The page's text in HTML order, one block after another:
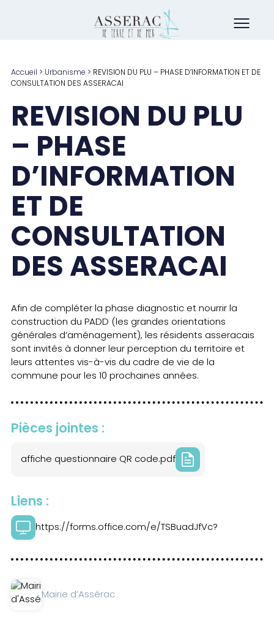
Accueil > Urbanisme > REVISION DU PLU – PHASE D’INFORMATION ET DE
CONSULTATION DES ASSERACAI
REVISION DU PLU
– PHASE
D’INFORMATION
ET DE
CONSULTATION
DES ASSERACAI
Afin de compléter la phase diagnostic et nourrir la
construction du PADD (les grandes orientations
générales d’aménagement), les résidents asseracais
sont invités à donner leur perception du territoire et
leurs attentes vis-à-vis du cadre de vie de la
commune pour les 10 prochaines années.
Pièces jointes :
affiche questionnaire QR code.pdf
Liens :
https://forms.office.com/e/TSBuadJfVc?
Mairie d’Assérac